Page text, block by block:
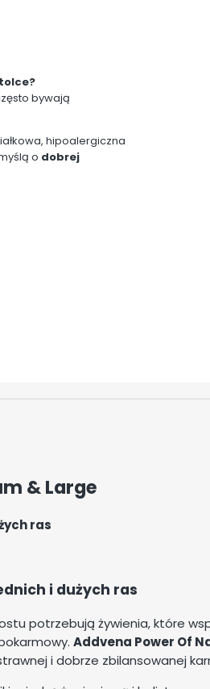
bywają
hipoalergiczna
o dobrej
& Large
ras
i dużych ras
potrzebują żywienia, które
Addvena Power Of
i dobrze zbilansowanej